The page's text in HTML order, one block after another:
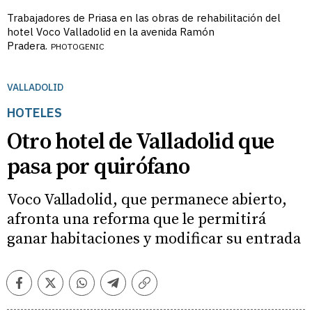
Trabajadores de Priasa en las obras de rehabilitación del
hotel Voco Valladolid en la avenida Ramón
Pradera. PHOTOGENIC
VALLADOLID
HOTELES
Otro hotel de Valladolid que
pasa por quirófano
Voco Valladolid, que permanece abierto,
afronta una reforma que le permitirá
ganar habitaciones y modificar su entrada
FacebookTwitterWhatsappTelegramCopiar